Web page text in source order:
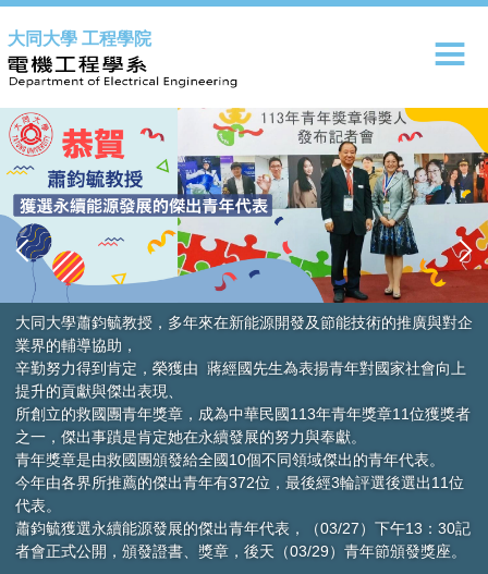
到
主
要
內
容
區
大同大學 工程學院
對企
向上
獎者
位
30記
座。